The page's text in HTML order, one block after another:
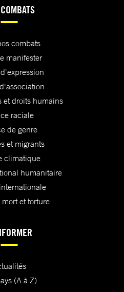
combats
manifester
et droits humains
raciale
de genre
et migrants
climatique
humanitaire
et torture
(A à Z)